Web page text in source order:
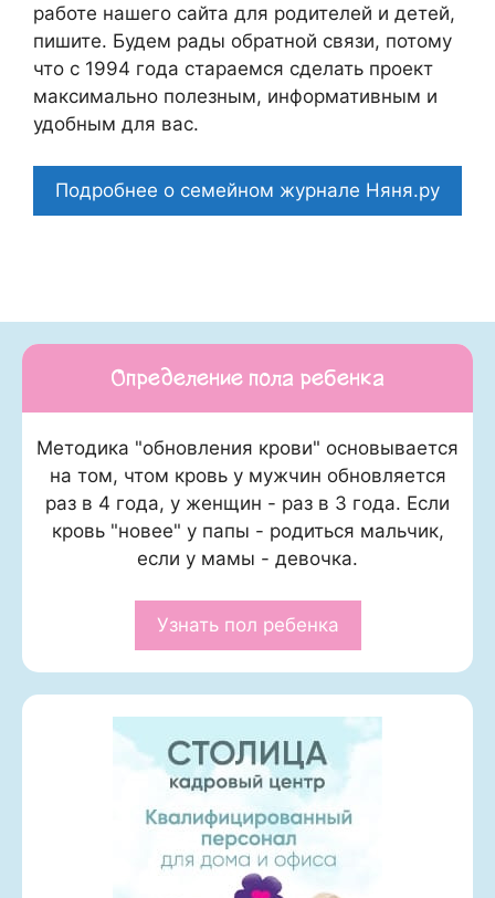
работе нашего сайта для родителей и детей,
пишите. Будем рады обратной связи, потому
что c 1994 года стараемся сделать проект
максимально полезным, информативным и
удобным для вас.
Подробнее о семейном журнале Няня.ру
Определение пола ребенка
Методика "обновления крови" основывается
на том, чтом кровь у мужчин обновляется
раз в 4 года, у женщин - раз в 3 года. Если
кровь "новее" у папы - родиться мальчик,
если у мамы - девочка.
Узнать пол ребенка